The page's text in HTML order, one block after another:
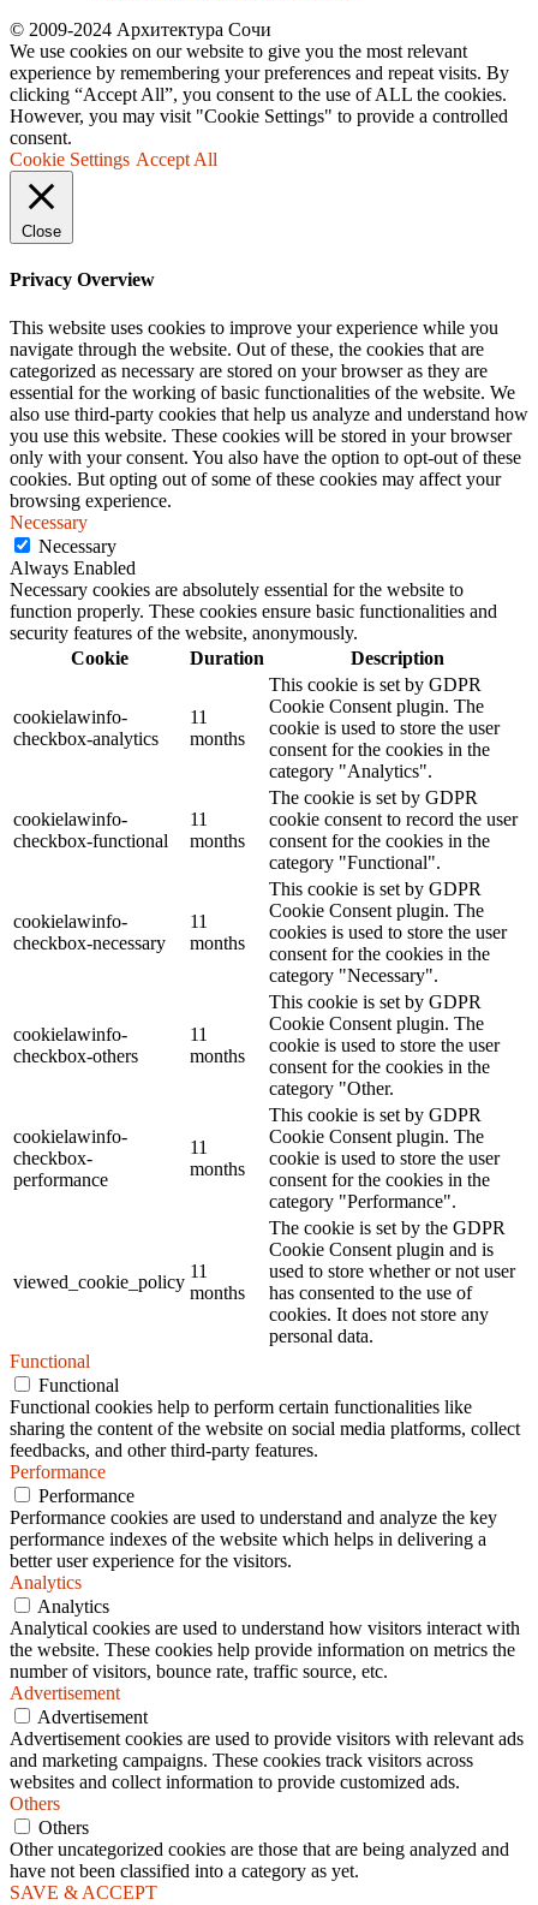
© 2009-2024 Архитектура Сочи
We use cookies on our website to give you the most relevant
experience by remembering your preferences and repeat visits. By
clicking “Accept All”, you consent to the use of ALL the cookies.
However, you may visit "Cookie Settings" to provide a controlled
consent.
Cookie Settings Accept All
Close
Privacy Overview
This website uses cookies to improve your experience while you
navigate through the website. Out of these, the cookies that are
categorized as necessary are stored on your browser as they are
essential for the working of basic functionalities of the website. We
also use third-party cookies that help us analyze and understand how
you use this website. These cookies will be stored in your browser
only with your consent. You also have the option to opt-out of these
cookies. But opting out of some of these cookies may affect your
browsing experience.
Necessary
Necessary
Always Enabled
Necessary cookies are absolutely essential for the website to
function properly. These cookies ensure basic functionalities and
security features of the website, anonymously.
Cookie
Duration Description
cookielawinfo-
checkbox-analytics
11
months
This cookie is set by GDPR
Cookie Consent plugin. The
cookie is used to store the user
consent for the cookies in the
category "Analytics".
cookielawinfo-
checkbox-functional
11
months
The cookie is set by GDPR
cookie consent to record the user
consent for the cookies in the
category "Functional".
cookielawinfo-
checkbox-necessary
11
months
This cookie is set by GDPR
Cookie Consent plugin. The
cookies is used to store the user
consent for the cookies in the
category "Necessary".
cookielawinfo-
checkbox-others
11
months
This cookie is set by GDPR
Cookie Consent plugin. The
cookie is used to store the user
consent for the cookies in the
category "Other.
cookielawinfo-
checkbox-
performance
11
months
This cookie is set by GDPR
Cookie Consent plugin. The
cookie is used to store the user
consent for the cookies in the
category "Performance".
viewed_cookie_policy
11
months
The cookie is set by the GDPR
Cookie Consent plugin and is
used to store whether or not user
has consented to the use of
cookies. It does not store any
personal data.
Functional
Functional
Functional cookies help to perform certain functionalities like
sharing the content of the website on social media platforms, collect
feedbacks, and other third-party features.
Performance
Performance
Performance cookies are used to understand and analyze the key
performance indexes of the website which helps in delivering a
better user experience for the visitors.
Analytics
Analytics
Analytical cookies are used to understand how visitors interact with
the website. These cookies help provide information on metrics the
number of visitors, bounce rate, traffic source, etc.
Advertisement
Advertisement
Advertisement cookies are used to provide visitors with relevant ads
and marketing campaigns. These cookies track visitors across
websites and collect information to provide customized ads.
Others
Others
Other uncategorized cookies are those that are being analyzed and
have not been classified into a category as yet.
SAVE & ACCEPT